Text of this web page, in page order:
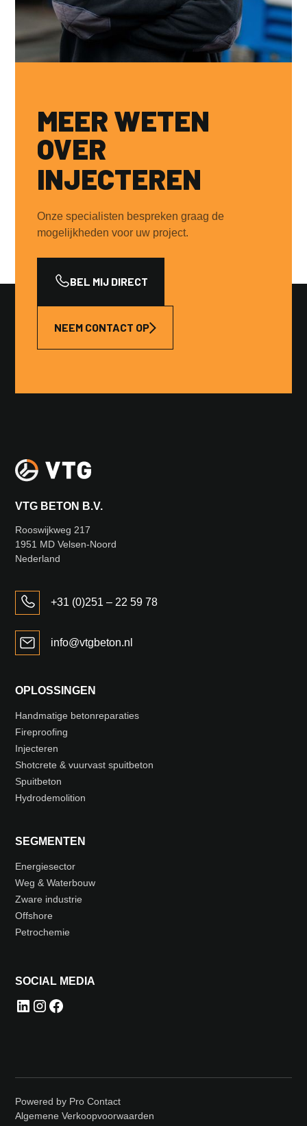
MEER WETEN
OVER
INJECTEREN
Onze specialisten bespreken graag de
mogelijkheden voor uw project.
BEL MIJ DIRECT
NEEM CONTACT OP
VTG BETON B.V.
Rooswijkweg 217
1951 MD Velsen-Noord
Nederland
+31 (0)251 – 22 59 78
info@vtgbeton.nl
OPLOSSINGEN
Hydrodemolition
Handmatige betonreparaties
Fireproofing
Injecteren
Shotcrete & vuurvast spuitbeton
Spuitbeton
SEGMENTEN
Energiesector
Weg & Waterbouw
Zware industrie
Offshore
Petrochemie
SOCIAL MEDIA
Algemene Verkoopvoorwaarden
Powered by Pro Contact